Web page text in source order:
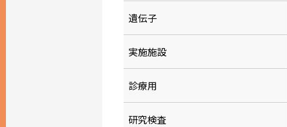
遺伝子
実施施設
診療用
研究検査